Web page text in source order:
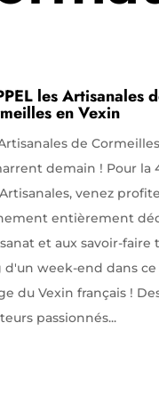
les Artisanales
en Vexin
de
demain ! Pour la
venez
entièrement
et aux savoir-faire
d'un week-end dans ce
du Vexin français !
passionnés...